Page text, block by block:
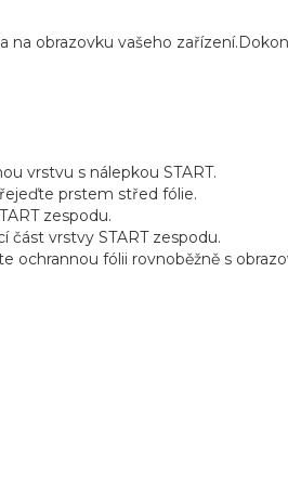
obrazovku vašeho
vrstvu s nálepkou START.
prstem střed fólie.
zespodu.
vrstvy START zespodu.
ochrannou fólii rovnoběžně s